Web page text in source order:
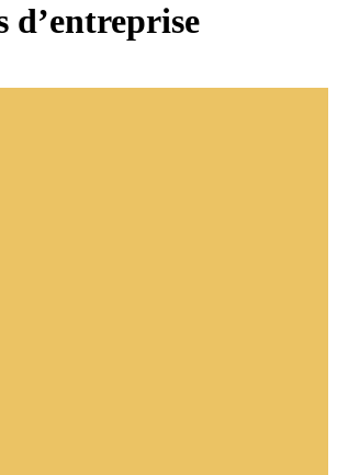
d’entreprise